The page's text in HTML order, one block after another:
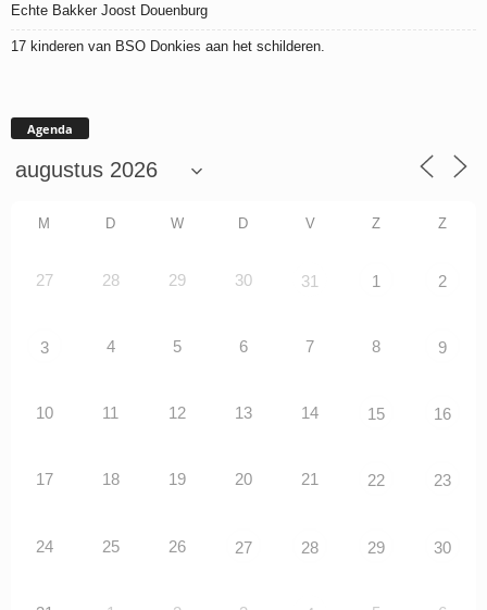
Echte Bakker Joost Douenburg
17 kinderen van BSO Donkies aan het schilderen.
Agenda
M D W D V Z Z
27 28 29 30 31 1 2
3 4 5 6 7 8 9
10 11 12 13 14 15 16
17 18 19 20 21 22 23
24 25 26 27 28 29 30